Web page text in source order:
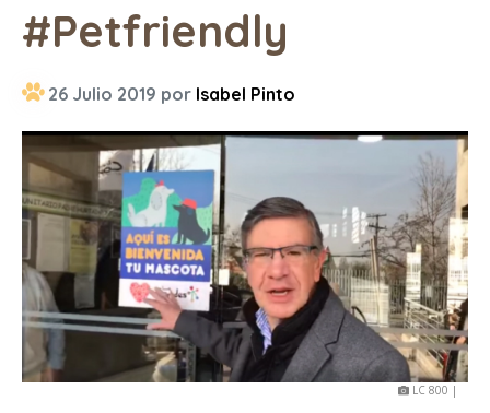
#Petfriendly
26 Julio 2019 por Isabel Pinto
LC 800 |